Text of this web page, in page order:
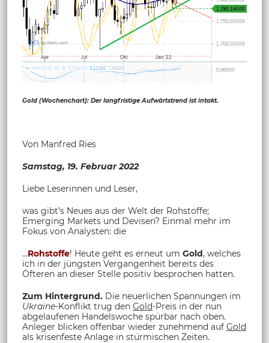
Gold (Wochenchart): Der langfristige Aufwärtstrend ist intakt.
Von Manfred Ries
Samstag, 19. Februar 2022
Liebe Leserinnen und Leser,
was gibt’s Neues aus der Welt der Rohstoffe;
Emerging Markets und Devisen? Einmal mehr im
Fokus von Analysten: die
…Rohstoffe! Heute geht es erneut um Gold, welches
ich in der jüngsten Vergangenheit bereits des
Öfteren an dieser Stelle positiv besprochen hatten.
Zum Hintergrund. Die neuerlichen Spannungen im
Ukraine-Konflikt trug den Gold-Preis in der nun
abgelaufenen Handelswoche spürbar nach oben.
Anleger blicken offenbar wieder zunehmend auf Gold
als krisenfeste Anlage in stürmischen Zeiten.